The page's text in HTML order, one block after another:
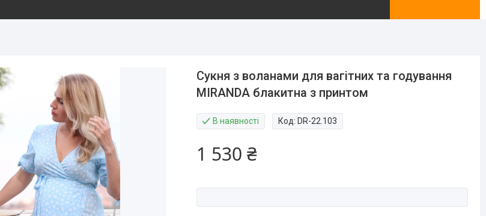
Сукня з воланами для вагітних та годування
MIRANDA блакитна з принтом
В наявності Код: DR-22.103
1 530 ₴